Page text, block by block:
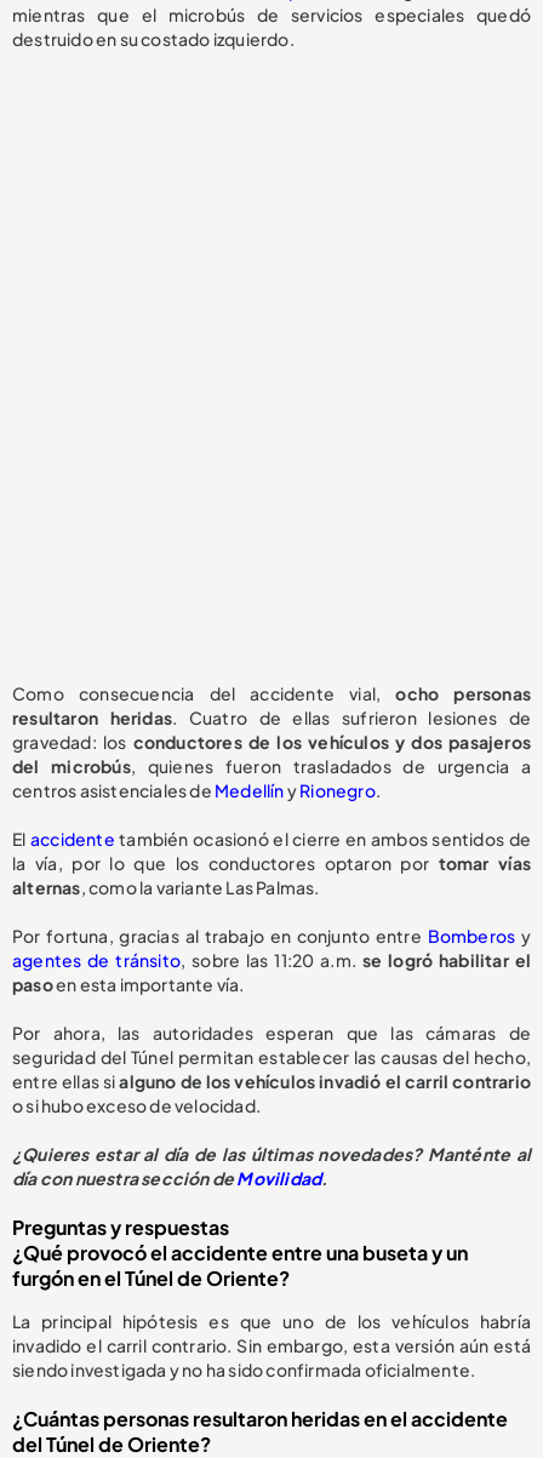
mientras que el microbús de servicios especiales quedó
destruido en su costado izquierdo.
Como consecuencia del accidente vial,ocho personas
resultaron heridas. Cuatro de ellas sufrieron lesiones de
gravedad: los conductores de los vehículos y dos pasajeros
del microbús, quienes fueron trasladados de urgencia a
centros asistenciales de MedellínyRionegro.
El accidente también ocasionó el cierre en ambos sentidos de
la vía, por lo que los conductores optaron por tomar vías
alternas, como la variante Las Palmas.
Por fortuna, gracias al trabajo en conjunto entre Bomberos y
agentes de tránsito, sobre las 11:20 a.m. se logró habilitar el
pasoen esta importante vía.
Por ahora, las autoridades esperan que las cámaras de
seguridad del Túnel permitan establecer las causas del hecho,
entre ellas sialguno de los vehículos invadió el carril contrario
o si hubo exceso de velocidad.
¿Quieres estar al día de las últimas novedades? Manténte al
día con nuestra sección deMovilidad.
Preguntas y respuestas
¿Qué provocó el accidente entre una buseta y un
furgón en el Túnel de Oriente?
La principal hipótesis es que uno de los vehículos habría
invadido el carril contrario. Sin embargo, esta versión aún está
siendo investigada y no ha sido confirmada oficialmente.
¿Cuántas personas resultaron heridas en el accidente
del Túnel de Oriente?